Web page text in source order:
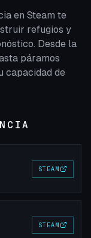
en Steam te
refugios y
Desde la
páramos
capacidad de
STEAM
STEAM